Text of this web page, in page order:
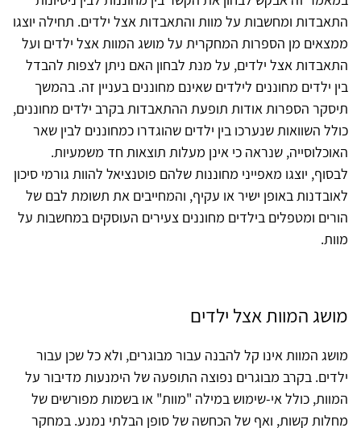
התאבדות ומחשבות על מוות והתאבדות אצל ילדים. תחילה יוצגו
ממצאים מן הספרות המחקרית על מושג המוות אצל ילדים ועל
התאבדות אצל ילדים, על מנת לבחון האם ניתן לצפות להבדל
בין ילדים מחוננים לילדים שאינם מחוננים בעניין זה. בהמשך
תיסקר הספרות אודות תופעת ההתאבדות בקרב ילדים מחוננים,
כולל השוואות שנערכו בין ילדים שהוגדרו כמחוננים לבין שאר
האוכלוסייה, שנראה כי אינן מעלות תוצאות חד משמעיות.
לבסוף, יוצגו מאפייני מחוננות שלהם פוטנציאל להוות גורמי סיכון
לאובדנות באופן ישיר או עקיף, והמחייבים את תשומת לבם של
הורים ומטפלים בילדים מחוננים צעירים העוסקים במחשבות על
מוות.
מושג המוות אצל ילדים
מושג המוות אינו קל להבנה עבור מבוגרים, ולא כל שכן עבור
ילדים. בקרב מבוגרים נפוצה התופעה של הימנעות מדיבור על
המוות, כולל אי-שימוש במילה "מוות" או בשמות מפורשים של
מחלות קשות, ואף של הכחשה של סופן הבלתי נמנע. במחקר